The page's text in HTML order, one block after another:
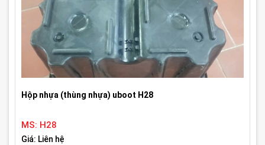
Hộp nhựa (thùng nhựa) uboot H28
MS: H28
Giá: Liên hệ